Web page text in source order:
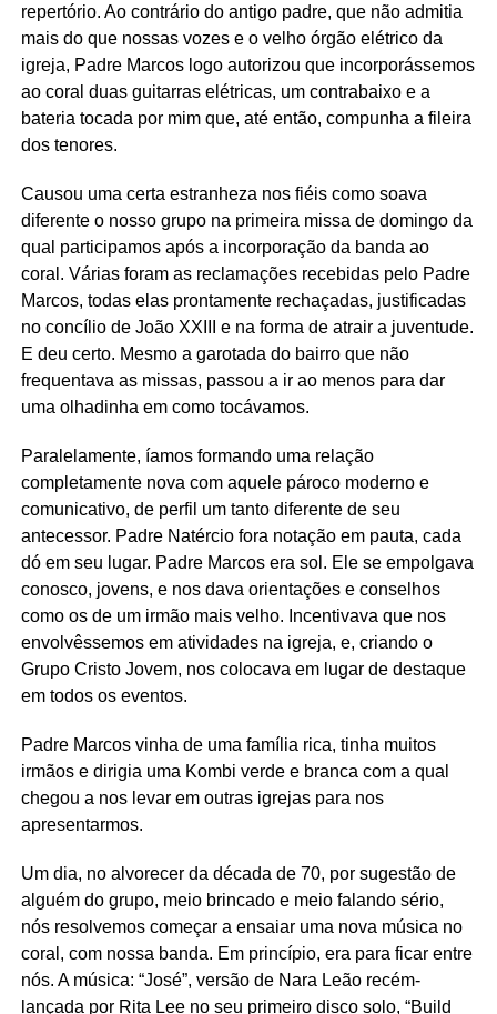
repertório. Ao contrário do antigo padre, que não admitia
mais do que nossas vozes e o velho órgão elétrico da
igreja, Padre Marcos logo autorizou que incorporássemos
ao coral duas guitarras elétricas, um contrabaixo e a
bateria tocada por mim que, até então, compunha a fileira
dos tenores.
Causou uma certa estranheza nos fiéis como soava
diferente o nosso grupo na primeira missa de domingo da
qual participamos após a incorporação da banda ao
coral. Várias foram as reclamações recebidas pelo Padre
Marcos, todas elas prontamente rechaçadas, justificadas
no concílio de João XXIII e na forma de atrair a juventude.
E deu certo. Mesmo a garotada do bairro que não
frequentava as missas, passou a ir ao menos para dar
uma olhadinha em como tocávamos.
Paralelamente, íamos formando uma relação
completamente nova com aquele pároco moderno e
comunicativo, de perfil um tanto diferente de seu
antecessor. Padre Natércio fora notação em pauta, cada
dó em seu lugar. Padre Marcos era sol. Ele se empolgava
conosco, jovens, e nos dava orientações e conselhos
como os de um irmão mais velho. Incentivava que nos
envolvêssemos em atividades na igreja, e, criando o
Grupo Cristo Jovem, nos colocava em lugar de destaque
em todos os eventos.
Padre Marcos vinha de uma família rica, tinha muitos
irmãos e dirigia uma Kombi verde e branca com a qual
chegou a nos levar em outras igrejas para nos
apresentarmos.
Um dia, no alvorecer da década de 70, por sugestão de
alguém do grupo, meio brincado e meio falando sério,
nós resolvemos começar a ensaiar uma nova música no
coral, com nossa banda. Em princípio, era para ficar entre
nós. A música: “José”, versão de Nara Leão recém-
lançada por Rita Lee no seu primeiro disco solo, “Build